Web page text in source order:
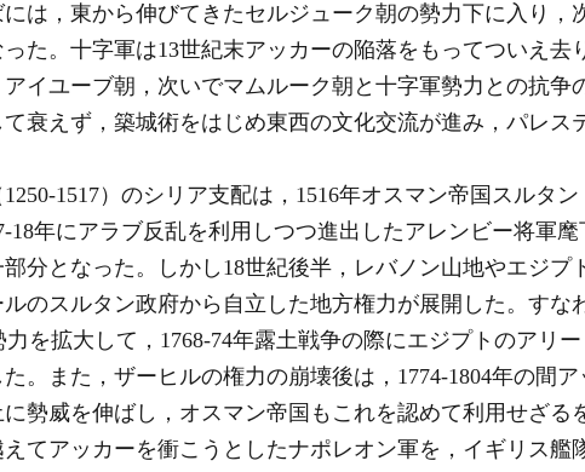
は，東から伸びてきたセルジューク朝の勢力下に入り，
た。十字軍は13世紀末アッカーの陥落をもってついえ去
イユーブ朝，次いでマムルーク朝と十字軍勢力との抗争
衰えず，築城術をはじめ東西の文化交流が進み，パレス
1517）のシリア支配は，1516年オスマン帝国スルタ
18年にアラブ反乱を利用しつつ進出したアレンビー将軍
分となった。しかし18世紀後半，レバノン山地やエジプ
のスルタン政府から自立した地方権力が展開した。すな
を拡大して，1768-74年露土戦争の際にエジプトのアリ
。また，ザーヒルの権力の崩壊後は，1774-1804年の間
勢威を伸ばし，オスマン帝国もこれを認めて利用せざる
てアッカーを衝こうとしたナポレオン軍を，イギリス艦